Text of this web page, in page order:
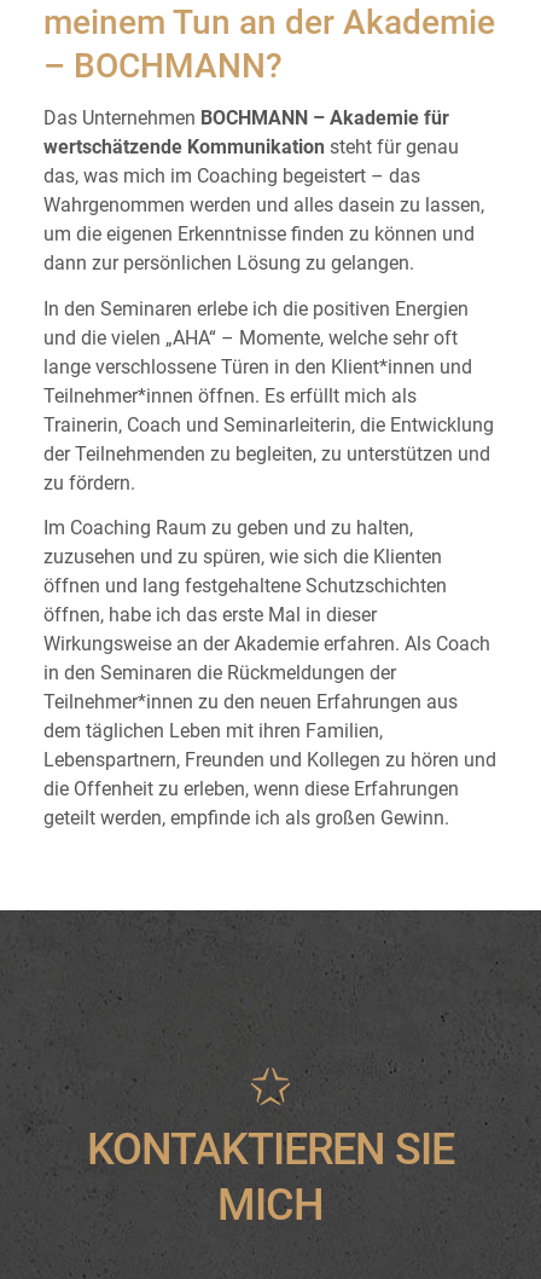
meinem Tun an der Akademie
– BOCHMANN?
Das Unternehmen BOCHMANN – Akademie für
wertschätzende Kommunikation steht für genau
das, was mich im Coaching begeistert – das
Wahrgenommen werden und alles dasein zu lassen,
um die eigenen Erkenntnisse finden zu können und
dann zur persönlichen Lösung zu gelangen.
In den Seminaren erlebe ich die positiven Energien
und die vielen „AHA“ – Momente, welche sehr oft
lange verschlossene Türen in den Klient*innen und
Teilnehmer*innen öffnen. Es erfüllt mich als
Trainerin, Coach und Seminarleiterin, die Entwicklung
der Teilnehmenden zu begleiten, zu unterstützen und
zu fördern.
Im Coaching Raum zu geben und zu halten,
zuzusehen und zu spüren, wie sich die Klienten
öffnen und lang festgehaltene Schutzschichten
öffnen, habe ich das erste Mal in dieser
Wirkungsweise an der Akademie erfahren. Als Coach
in den Seminaren die Rückmeldungen der
Teilnehmer*innen zu den neuen Erfahrungen aus
dem täglichen Leben mit ihren Familien,
Lebenspartnern, Freunden und Kollegen zu hören und
die Offenheit zu erleben, wenn diese Erfahrungen
geteilt werden, empfinde ich als großen Gewinn.
KONTAKTIEREN SIE
MICH